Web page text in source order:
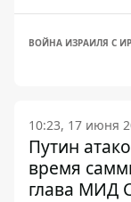
ВОЙНА ИЗРАИЛЯ С
10:23, 17 июня
Путин
время
глава МИД